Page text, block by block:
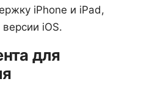
iPhone и iPad,
iOS.
для